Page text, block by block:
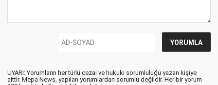
UYARI: Yorumların her türlü cezai ve hukuki sorumluluğu yazan kişiye
aittir. Mepa News, yapılan yorumlardan sorumlu değildir. Her bir yorum